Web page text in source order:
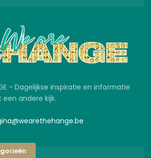
- Dagelijkse inspiratie en informatie
andere kijk.